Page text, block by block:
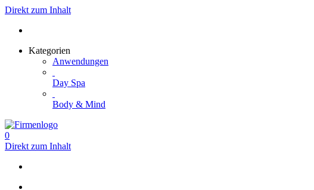
Direkt zum Inhalt
Kategorien
Anwendungen
Day Spa
Body & Mind
0
Direkt zum Inhalt